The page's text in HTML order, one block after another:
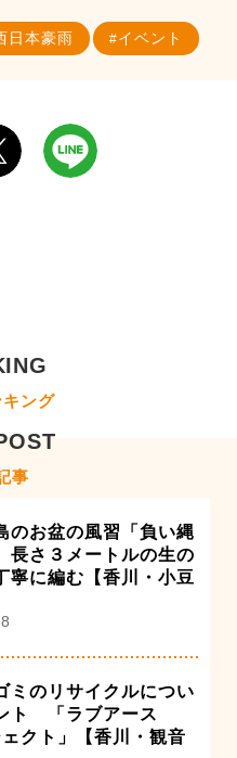
日本豪雨 イベント
ング
事
のお盆の風習「負い縄
さ３メートルの生の
寧に編む【香川・小豆
ミのリサイクルについ
ト 「ラブアース
クト」【香川・観音